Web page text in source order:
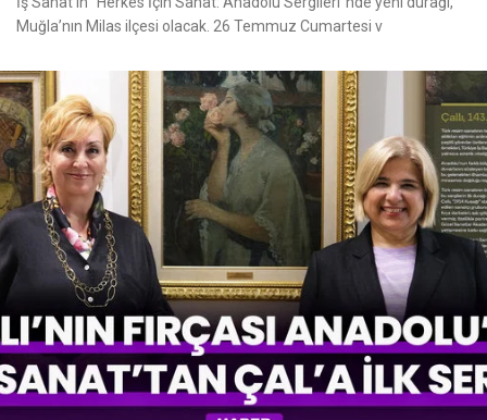
Muğla’nın Milas ilçesi olacak. 26 Temmuz Cumartesi v